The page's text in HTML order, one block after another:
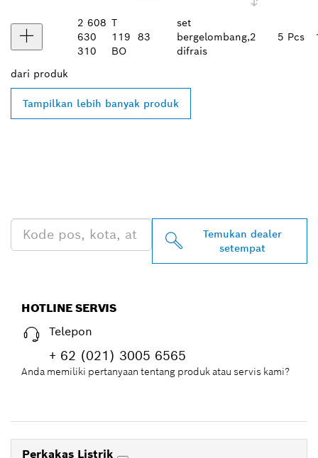
2 608
630
310
T
119
BO
83
set
bergelombang,
difrais
2 5 Pcs
dari produk
Tampilkan lebih banyak produk
Temukan dealer
setempat
HOTLINE SERVIS
Telepon
+ 62 (021) 3005 6565
Anda memiliki pertanyaan tentang produk atau servis kami?
Perkakas Listrik